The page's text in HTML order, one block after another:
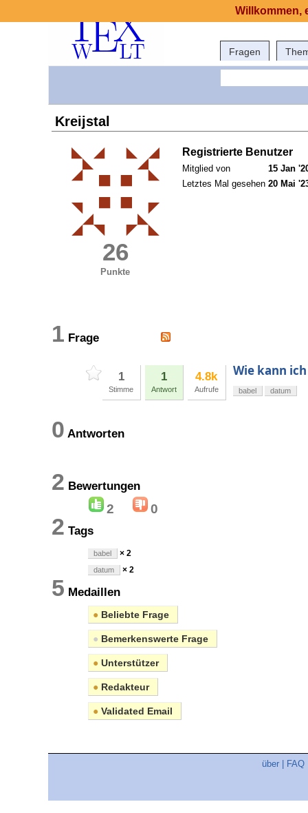
Fragen
Kreijstal
26
Punkte
Registrierte Benutzer
Mitglied von
15 Jan
Letztes Mal gesehen 20 Mai
1 Frage
1
Stimme
1
Antwort
4.8k
Aufrufe
Wie kann
babel datum
0 Antworten
2 Bewertungen
2 0
2 Tags
babel × 2
datum × 2
5 Medaillen
● Beliebte Frage
● Bemerkenswerte Frage
● Unterstützer
● Redakteur
● Validated Email
über FAQ
Willkommen,